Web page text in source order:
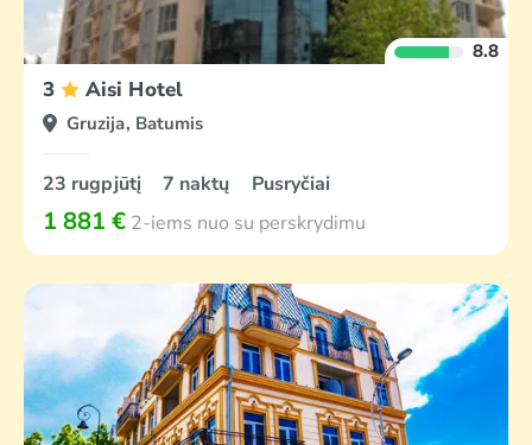
8.8
3 Aisi Hotel
Gruzija, Batumis
23 rugpjūtį 7 naktų Pusryčiai
1 881 € 2-iems nuo su perskrydimu